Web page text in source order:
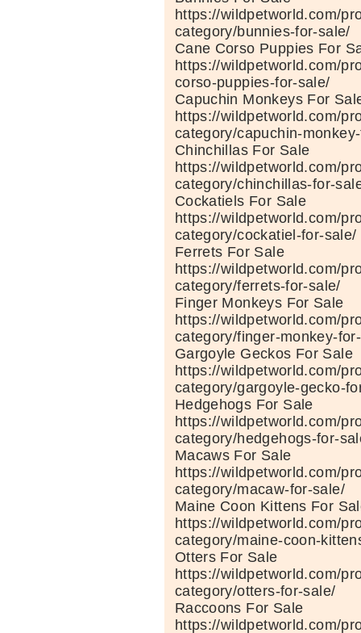
https://wildpetworld.com/
category/bunnies-for-sale/
Cane Corso Puppies For
https://wildpetworld.com/
corso-puppies-for-sale/
Capuchin Monkeys For
https://wildpetworld.com/
category/capuchin-
Chinchillas For Sale
https://wildpetworld.com/
category/chinchillas-for-
Cockatiels For Sale
https://wildpetworld.com/
category/cockatiel-for-sale/
Ferrets For Sale
https://wildpetworld.com/
category/ferrets-for-sale/
Finger Monkeys For Sale
https://wildpetworld.com/
category/finger-monkey-
Gargoyle Geckos For Sale
https://wildpetworld.com/
category/gargoyle-gecko-
Hedgehogs For Sale
https://wildpetworld.com/
category/hedgehogs-for-
Macaws For Sale
https://wildpetworld.com/
category/macaw-for-sale/
Maine Coon Kittens For
https://wildpetworld.com/
category/maine-coon-
Otters For Sale
https://wildpetworld.com/
category/otters-for-sale/
Raccoons For Sale
https://wildpetworld.com/